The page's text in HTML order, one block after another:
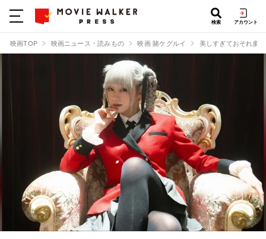
検索 アカウント
映画TOP 映画ニュース・読みもの 映画 賭ケグルイ 美しすぎておそれ多